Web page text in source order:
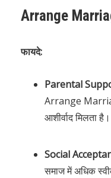
Arrange
फायदे:
Parental
Arrange
आशीर्वाद मिलता है।
Social
समाज में अधिक